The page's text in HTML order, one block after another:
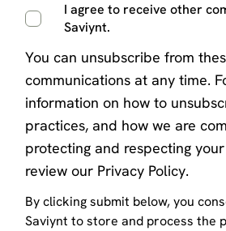
I agree to receive other
Saviynt.
You can unsubscribe from
communications at any time.
information on how to
practices, and how we are
protecting and respecting
review our Privacy Policy.
By clicking submit below, you
Saviynt to store and process the